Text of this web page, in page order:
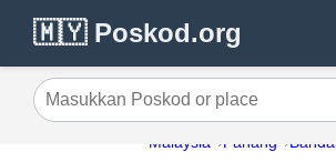
🇲🇾 Poskod.org
Masukkan Poskod or place
Malaysia Pahang